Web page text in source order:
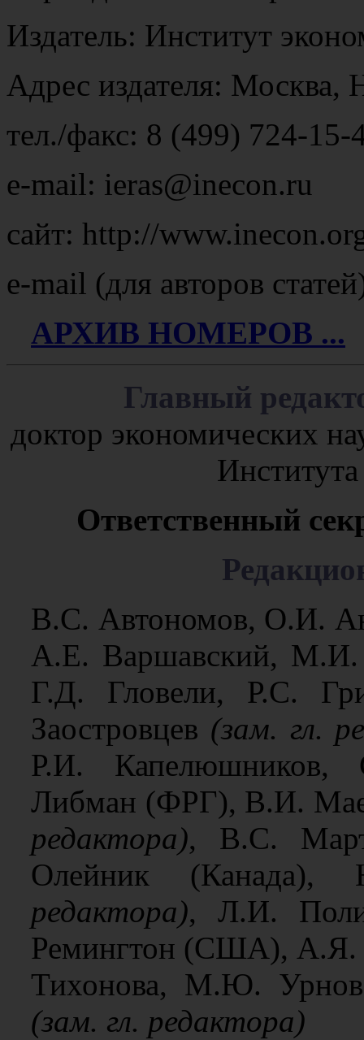
Издатель: Институт
Адрес издателя: Москва,
тел./факс: 8 (499) 724-15-
e-mail: ieras@inecon.ru
сайт: http://
e-mail (для авторов
АРХИВ НОМЕРОВ ...
Главный
доктор экономических
Ответственный
В.С. Автономов, О.И.
А.Е. Варшавский,
Г.Д. Гловели, Р.С.
Заостровцев (зам. гл.
Р.И. Капелюшников,
Либман (ФРГ), В.И.
редактора), В.С.
Олейник
редактора), Л.И.
Ремингтон (США),
Тихонова, М.Ю.
(зам. гл. редактора)